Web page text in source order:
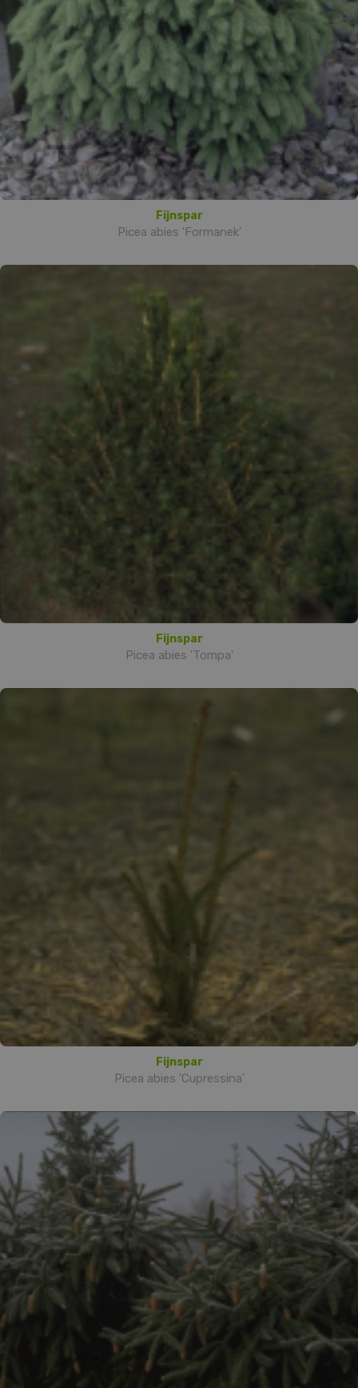
Fijnspar
Picea abies 'Formanek'
Fijnspar
Picea abies 'Tompa'
Fijnspar
Picea abies 'Cupressina'